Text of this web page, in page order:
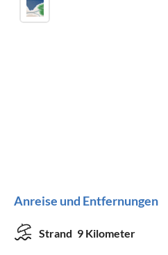
Anreise und Entfernungen
Strand 9 Kilometer